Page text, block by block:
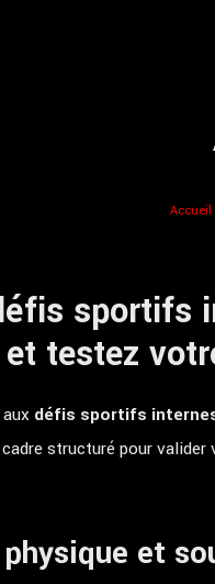
Accueil
sportifs
testez
défis sportifs
structuré pour
et